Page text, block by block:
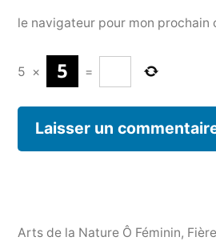
le navigateur pour mon prochain
5 × =
Arts de la Nature Ô Féminin,